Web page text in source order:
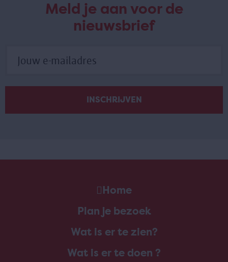
Meld je aan voor de
nieuwsbrief
Home
Plan je bezoek
Wat is er te zien?
Wat is er te doen ?